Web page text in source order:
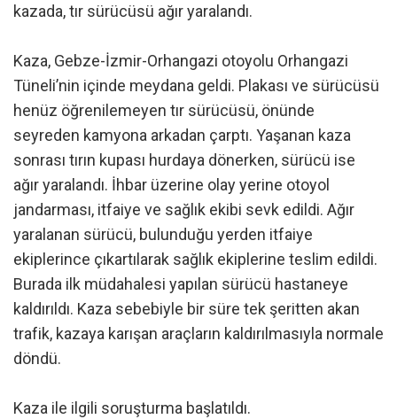
kazada, tır sürücüsü ağır yaralandı.
Kaza, Gebze-İzmir-Orhangazi otoyolu Orhangazi
Tüneli’nin içinde meydana geldi. Plakası ve sürücüsü
henüz öğrenilemeyen tır sürücüsü, önünde
seyreden kamyona arkadan çarptı. Yaşanan kaza
sonrası tırın kupası hurdaya dönerken, sürücü ise
ağır yaralandı. İhbar üzerine olay yerine otoyol
jandarması, itfaiye ve sağlık ekibi sevk edildi. Ağır
yaralanan sürücü, bulunduğu yerden itfaiye
ekiplerince çıkartılarak sağlık ekiplerine teslim edildi.
Burada ilk müdahalesi yapılan sürücü hastaneye
kaldırıldı. Kaza sebebiyle bir süre tek şeritten akan
trafik, kazaya karışan araçların kaldırılmasıyla normale
döndü.
Kaza ile ilgili soruşturma başlatıldı.